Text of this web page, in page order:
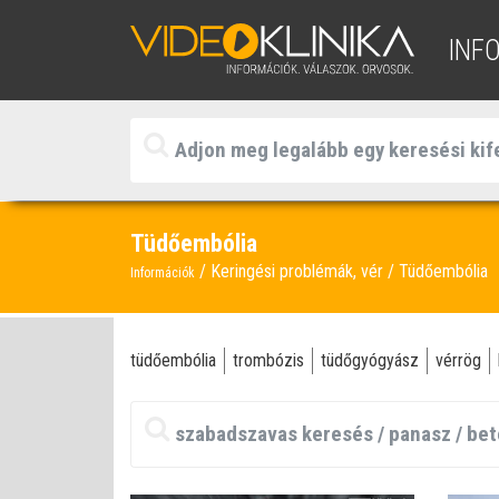
Tüdőembólia
Információk Keringési problémák, vér Tüdőembólia
tüdőembólia trombózis tüdőgyógyász vérrög